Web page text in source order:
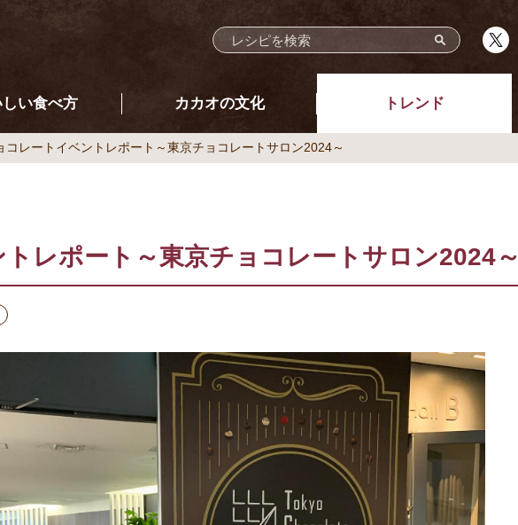
い食べ方 カカオの文化 トレンド
コレートイベントレポート～東京チョコレートサロン2024～
レポート～東京チョコレートサロン2024～